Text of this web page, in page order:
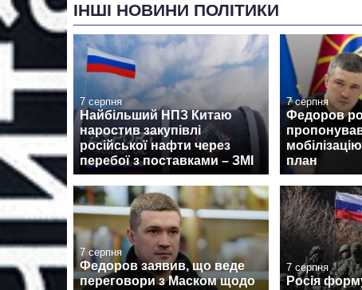
ІНШІ НОВИНИ ПОЛІТИКИ
7 серпня
Найбільший НПЗ Китаю
наростив закупівлі
російської нафти через
перебої з поставками – ЗМІ
7 серпня
Федоров
план
7 серпня
Федоров заявив, що веде
переговори з Маском щодо
7 серпня
Росія